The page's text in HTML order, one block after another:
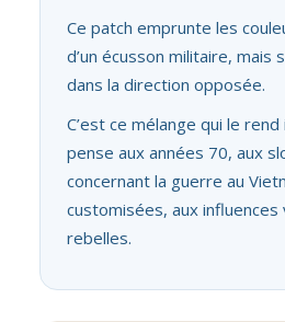
Ce patch emprunte les
d’un écusson militaire, mais
dans la direction opposée.
C’est ce mélange qui le
pense aux années 70, aux
concernant la guerre au
customisées, aux influences
rebelles.